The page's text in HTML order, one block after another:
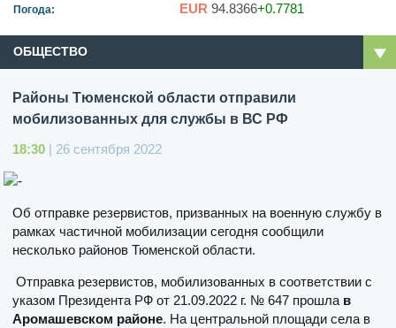
Погода:
EUR 94.8366+0.7781
ОБЩЕСТВО
Районы Тюменской области отправили
мобилизованных для службы в ВС РФ
18:30 | 26 сентября 2022
Об отправке резервистов, призванных на военную службу в
рамках частичной мобилизации сегодня сообщили
несколько районов Тюменской области.
Отправка резервистов, мобилизованных в соответствии с
указом Президента РФ от 21.09.2022 г. № 647 прошла в
Аромашевском районе. На центральной площади села в